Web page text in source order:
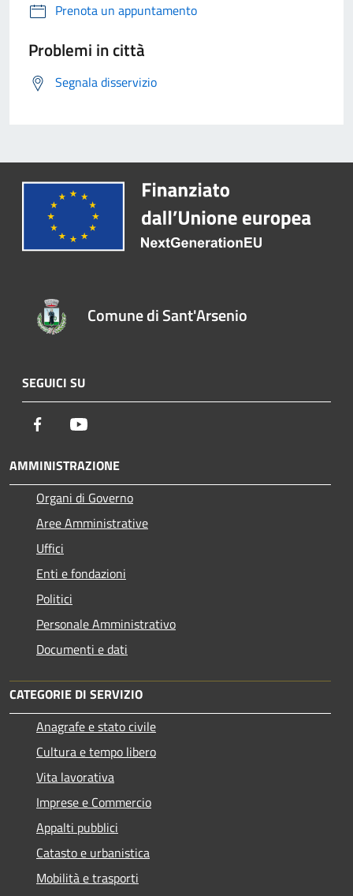
Prenota un appuntamento
Problemi in città
Segnala disservizio
Comune di Sant'Arsenio
SEGUICI SU
Facebook
AMMINISTRAZIONE
Organi di Governo
Aree Amministrative
Uffici
Enti e fondazioni
Politici
Personale Amministrativo
Documenti e dati
CATEGORIE DI SERVIZIO
Anagrafe e stato civile
Cultura e tempo libero
Vita lavorativa
Imprese e Commercio
Appalti pubblici
Catasto e urbanistica
Mobilità e trasporti